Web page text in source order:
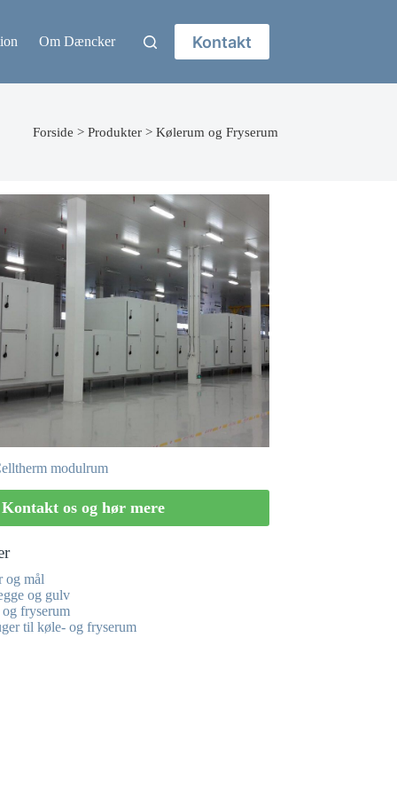
Om Dæncker Kontakt
Forside > Produkter > Kølerum og Fryserum
modulrum
Kontakt os og hør mere
og mål
og gulv
fryserum
til køle- og fryserum